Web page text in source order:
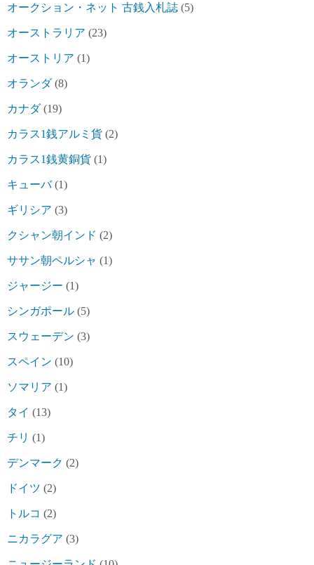
オークション・ネット 古銭入札誌 (5)
オーストラリア (23)
オーストリア (1)
オランダ(8)
カナダ(19)
カラス1銭アルミ貨 (2)
カラス1銭黄銅貨 (1)
キューバ(1)
ギリシア (3)
クシャン朝インド (2)
ササン朝ペルシャ (1)
ジャージー (1)
シンガポール (5)
スウェーデン (3)
スペイン (10)
ソマリア (1)
タイ (13)
チリ (1)
デンマーク (2)
ドイツ (2)
トルコ (2)
ニカラグア (3)